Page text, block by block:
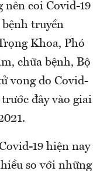
nên coi Covid-19
truyền
Khoa, Phó
chữa bệnh, Bộ
vong do Covid-
đây vào giai
19 hiện nay
so với những